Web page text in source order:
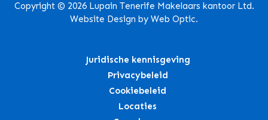
Copyright © 2026 Lupain Tenerife Makelaars kantoor Ltd.
Website Design by Web Optic.
Juridische kennisgeving
Privacybeleid
Cookiebeleid
Locaties